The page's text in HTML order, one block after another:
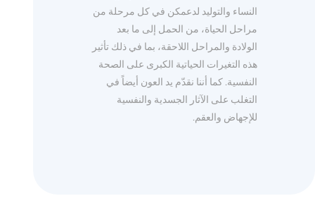
النساء والتوليد لدعمكن في كل مرحلة من
مراحل الحياة، من الحمل إلى ما بعد
الولادة والمراحل اللاحقة، بما في ذلك تأثير
هذه التغيرات الحياتية الكبرى على الصحة
النفسية. كما أننا نقدّم يد العون أيضاً في
التغلب على الآثار الجسدية والنفسية
للإجهاض والعقم.